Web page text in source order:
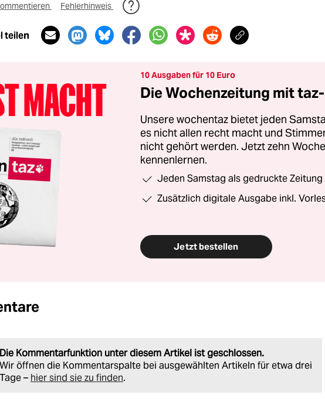
Fehlerhinweis
teilen
10 Ausgaben für 10 Euro
Die Wochenzeitung mit
Unsere wochentaz bietet jeden
es nicht allen recht macht und
nicht gehört werden. Jetzt zehn
kennenlernen.
Jeden Samstag als gedruckte Zeitung
Zusätzlich digitale Ausgabe inkl.
Jetzt bestellen
Die Kommentarfunktion unter diesem Artikel ist geschlossen.
Wir öffnen die Kommentarspalte bei ausgewählten Artikeln für etwa drei
Tage – hier sind sie zu finden.